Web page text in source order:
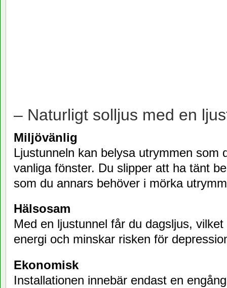
– Naturligt solljus med en
Miljövänlig
Ljustunneln kan belysa utrymmen som
vanliga fönster. Du slipper att ha tänt
som du annars behöver i mörka
Hälsosam
Med en ljustunnel får du dagsljus,
energi och minskar risken för
Ekonomisk
Installationen innebär endast en